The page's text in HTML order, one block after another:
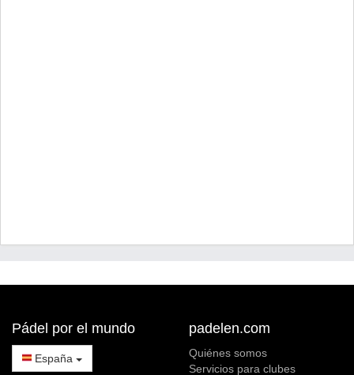
Pádel por el mundo
España
padelen.com
Quiénes somos
Servicios para clubes